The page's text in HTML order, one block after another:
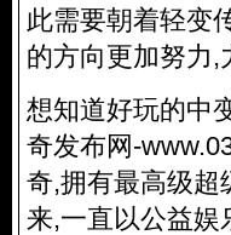
此需要朝着轻变
的方向更加努力,
想知道好玩的中
奇发布网-
奇,拥有最高级超
来,一直以公益娱